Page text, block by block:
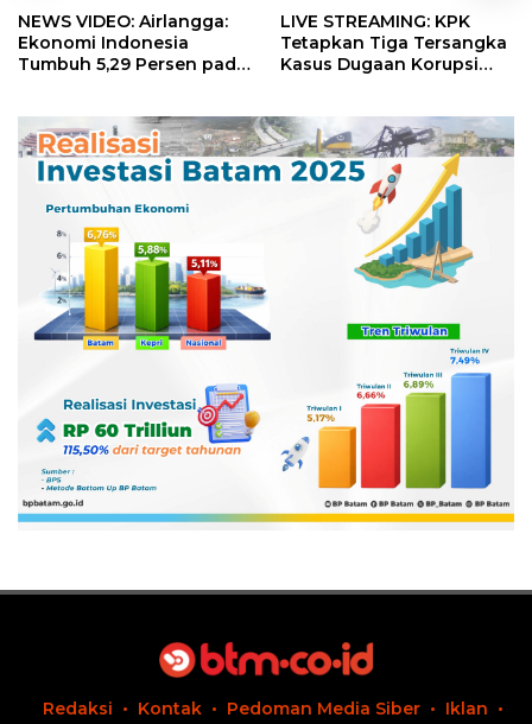
NEWS VIDEO: Airlangga:
Ekonomi Indonesia
Tumbuh 5,29 Persen pada
LIVE STREAMING: KPK
Tetapkan Tiga Tersangka
Kasus Dugaan Korupsi
Redaksi Kontak Pedoman Media Siber Iklan